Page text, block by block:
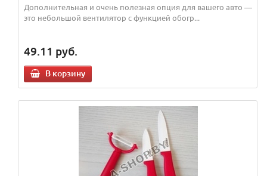
Дополнительная и очень полезная опция для вашего авто —
это небольшой вентилятор с функцией обогр...
49.11 руб.
В корзину